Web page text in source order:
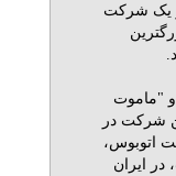
یک شرکت
"ماموت
شرکت در
اتوبوس،
ایران